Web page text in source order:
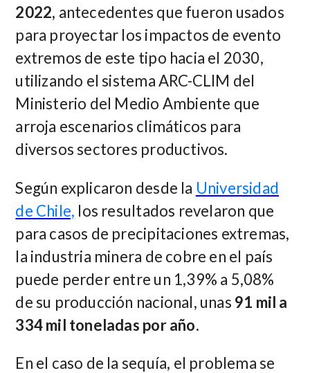
2022, antecedentes que fueron usados
para proyectar los impactos de evento
extremos de este tipo hacia el 2030,
utilizando el sistema ARC-CLIM del
Ministerio del Medio Ambiente que
arroja escenarios climáticos para
diversos sectores productivos.
Según explicaron desde la Universidad
de Chile, los resultados revelaron que
para casos de precipitaciones extremas,
la industria minera de cobre en el país
puede perder entre un 1,39% a 5,08%
de su producción nacional, unas 91 mil a
334 mil toneladas por año.
En el caso de la sequía, el problema se